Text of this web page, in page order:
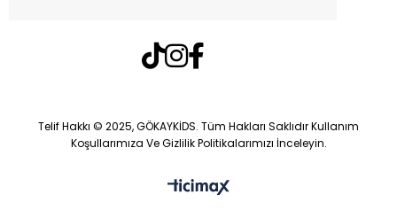
Telif Hakkı © 2025, GÖKAYKİDS. Tüm Hakları Saklıdır Kullanım
Koşullarımıza Ve Gizlilik Politikalarımızı İnceleyin.